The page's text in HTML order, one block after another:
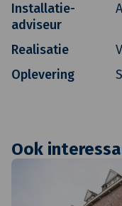
Installatie-
adviseur
Realisatie
Oplevering
Ook